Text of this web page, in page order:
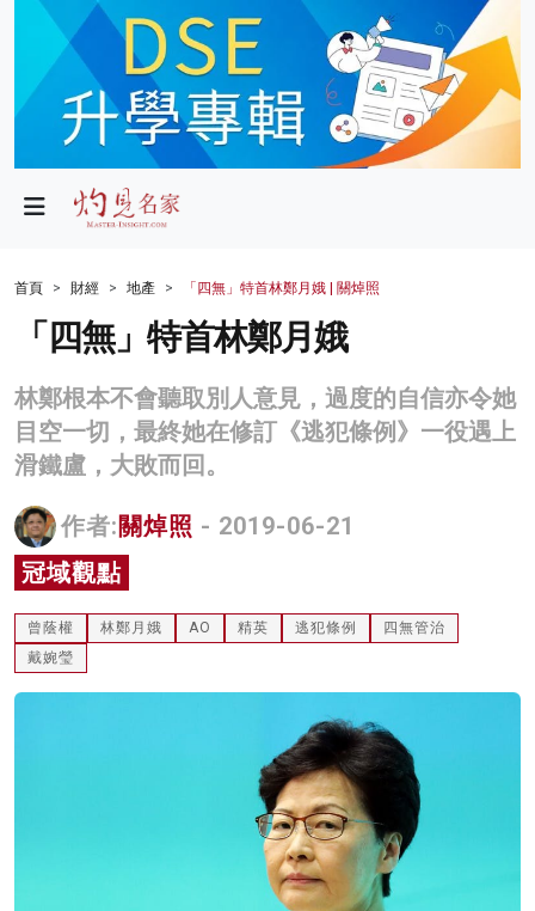
政局
財經
生活
商業
科技
影片
名家榜
灼見活動
關於我們
首頁 財經 地產 「四無」特首林鄭月娥 | 關焯照
「四無」特首林鄭月娥
林鄭根本不會聽取別人意見，過度的自信亦令她
目空一切，最終她在修訂《逃犯條例》一役遇上
滑鐵盧，大敗而回。
作者: 關焯照 - 2019-06-21
冠域觀點
曾蔭權 林鄭月娥 AO 精英 逃犯條例
四無管治
戴婉瑩